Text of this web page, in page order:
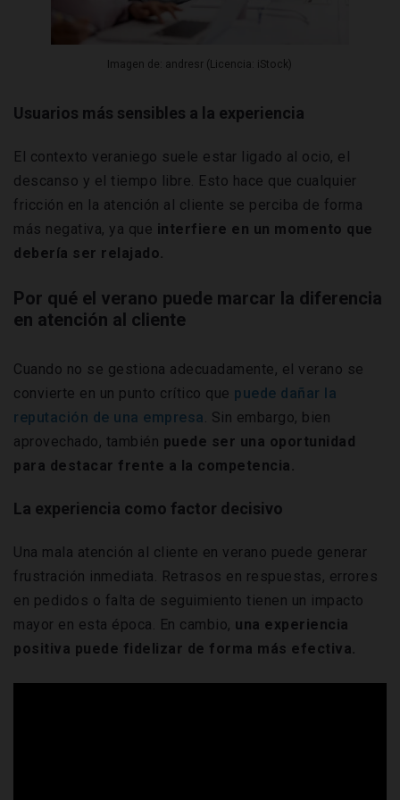
Imagen de: andresr (Licencia: iStock)
Usuarios más sensibles a la experiencia
El contexto veraniego suele estar ligado al ocio, el
descanso y el tiempo libre. Esto hace que cualquier
fricción en la atención al cliente se perciba de forma
más negativa, ya que interfiere en un momento que
debería ser relajado.
Por qué el verano puede marcar la diferencia
en atención al cliente
Cuando no se gestiona adecuadamente, el verano se
convierte en un punto crítico que puede dañar la
reputación de una empresa. Sin embargo, bien
aprovechado, también puede ser una oportunidad
para destacar frente a la competencia.
La experiencia como factor decisivo
Una mala atención al cliente en verano puede generar
frustración inmediata. Retrasos en respuestas, errores
en pedidos o falta de seguimiento tienen un impacto
mayor en esta época. En cambio, una experiencia
positiva puede fidelizar de forma más efectiva.